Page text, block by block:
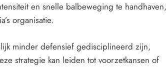
en snelle balbeweging te handhaven,
organisatie.
minder defensief gedisciplineerd zijn,
strategie kan leiden tot voorzetkansen of